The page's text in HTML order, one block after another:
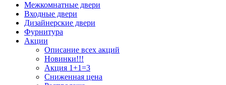
Межкомнатные двери
Входные двери
Дизайнерские двери
Фурнитура
Акции
Описание всех акций
Новинки!!!
Акция 1+1=3
Сниженная цена